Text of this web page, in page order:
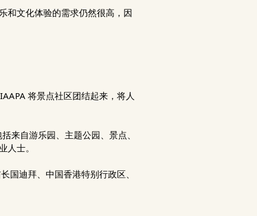
和文化体验的需求仍然很高，因
将景点社区团结起来，将人
来自游乐园、主题公园、景点、
士。
国迪拜、中国香港特别行政区、